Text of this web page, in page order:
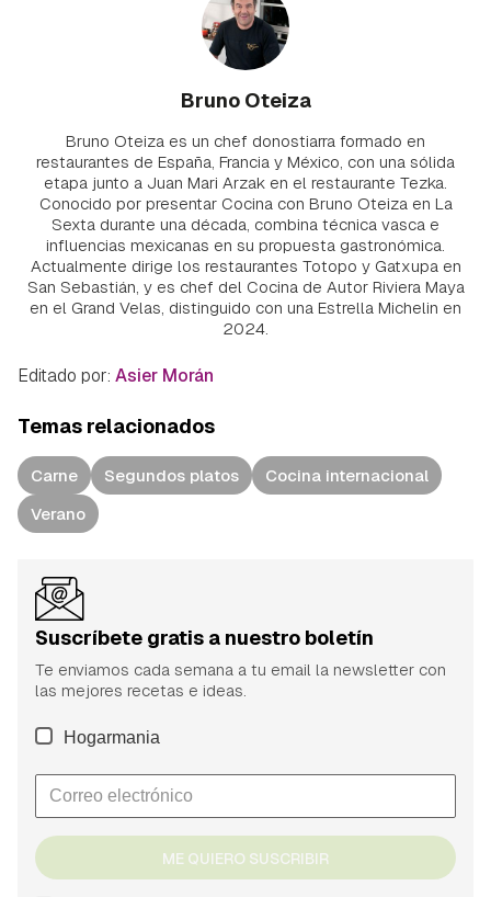
Bruno Oteiza
Bruno Oteiza es un chef donostiarra formado en
restaurantes de España, Francia y México, con una sólida
etapa junto a Juan Mari Arzak en el restaurante Tezka.
Conocido por presentar Cocina con Bruno Oteiza en La
Sexta durante una década, combina técnica vasca e
influencias mexicanas en su propuesta gastronómica.
Actualmente dirige los restaurantes Totopo y Gatxupa en
San Sebastián, y es chef del Cocina de Autor Riviera Maya
en el Grand Velas, distinguido con una Estrella Michelin en
2024.
Editado por: Asier Morán
Temas relacionados
Carne Segundos platos
Cocina internacional
Verano
Suscríbete gratis a nuestro boletín
Te enviamos cada semana a tu email la newsletter con
las mejores recetas e ideas.
Hogarmania
ME QUIERO SUSCRIBIR